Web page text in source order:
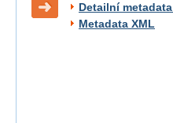
Detailní metadata
Metadata XML